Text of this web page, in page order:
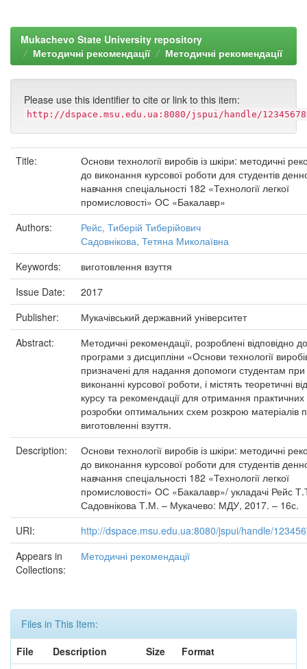
Mukachevo State University repository
Методичні рекомендації
Методичні рекомендації
Please use this identifier to cite or link to this item:
http://dspace.msu.edu.ua:8080/jspui/handle/
Title:
Основи технології виробів із шкіри: методичні
до виконання курсової роботи для студентів
навчання спеціальності 182 «Технології легкої
промисловості» ОС «Бакалавр»
Authors:
Рейс, Тиберій Тиберійович
Садовнікова, Тетяна Миколаївна
Keywords:
виготовлення взуття
Issue Date:
2017
Publisher:
Мукачівський державний університет
Abstract:
Методичні рекомендації, розроблені відповідно
програми з дисципліни «Основи технології
призначені для надання допомоги студентам при
виконанні курсової роботи, і містять теоретичні
курсу та рекомендації для отримання практичних
розробки оптимальних схем розкрою матеріалів
виготовленні взуття.
Description:
Основи технології виробів із шкіри: методичні
до виконання курсової роботи для студентів
навчання спеціальності 182 «Технології легкої
промисловості» ОС «Бакалавр»/ укладачі Рейс
Садовнікова Т.М. – Мукачево: МДУ, 2017. – 16с.
URI:
http://dspace.msu.edu.ua:8080/jspui/handle/
Appears in
Collections:
Методичні рекомендації
Files in This Item:
File
Description Size
Format